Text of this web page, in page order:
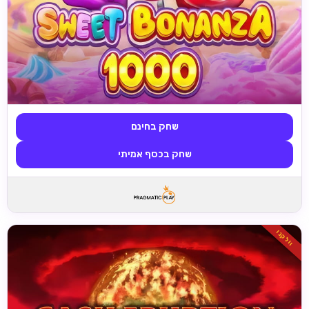
שחק בחינם
שחק בכסף אמיתי
וולקנו